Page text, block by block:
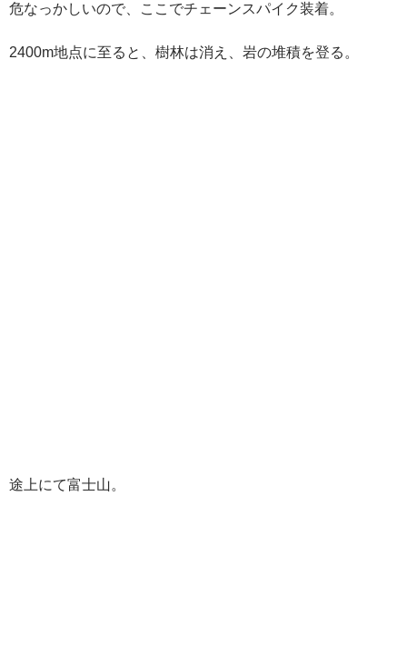
危なっかしいので、ここでチェーンスパイク装着。
2400m地点に至ると、樹林は消え、岩の堆積を登る。
途上にて富士山。